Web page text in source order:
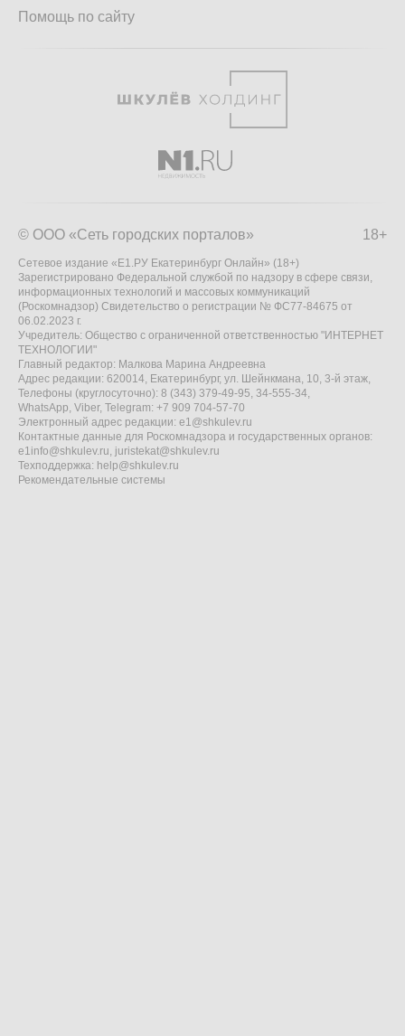
Помощь по сайту
18+
© ООО «Сеть городских порталов»
Сетевое издание «Е1.РУ Екатеринбург Онлайн» (18+)
Зарегистрировано Федеральной службой по надзору в сфере связи,
информационных технологий и массовых коммуникаций
(Роскомнадзор) Свидетельство о регистрации № ФС77-84675 от
06.02.2023 г.
Учредитель: Общество с ограниченной ответственностью "ИНТЕРНЕТ
ТЕХНОЛОГИИ"
Главный редактор: Малкова Марина Андреевна
Адрес редакции: 620014, Екатеринбург, ул. Шейнкмана, 10, 3-й этаж,
Телефоны (круглосуточно): 8 (343) 379-49-95, 34-555-34,
WhatsApp, Viber, Telegram: +7 909 704-57-70
Электронный адрес редакции: e1@shkulev.ru
Контактные данные для Роскомнадзора и государственных органов:
e1info@shkulev.ru, juristekat@shkulev.ru
Техподдержка: help@shkulev.ru
Рекомендательные системы